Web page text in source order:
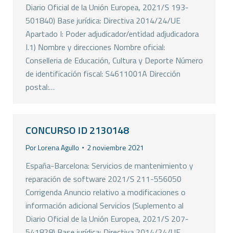
Diario Oficial de la Unión Europea, 2021/S 193-
501840) Base jurídica: Directiva 2014/24/UE
Apartado I: Poder adjudicador/entidad adjudicadora
I.1) Nombre y direcciones Nombre oficial:
Conselleria de Educación, Cultura y Deporte Número
de identificación fiscal: S4611001A Dirección
postal:…
CONCURSO ID 2130148
PorLorena Agullo 2 noviembre 2021
España-Barcelona: Servicios de mantenimiento y
reparación de software 2021/S 211-556050
Corrigenda Anuncio relativo a modificaciones o
información adicional Servicios (Suplemento al
Diario Oficial de la Unión Europea, 2021/S 207-